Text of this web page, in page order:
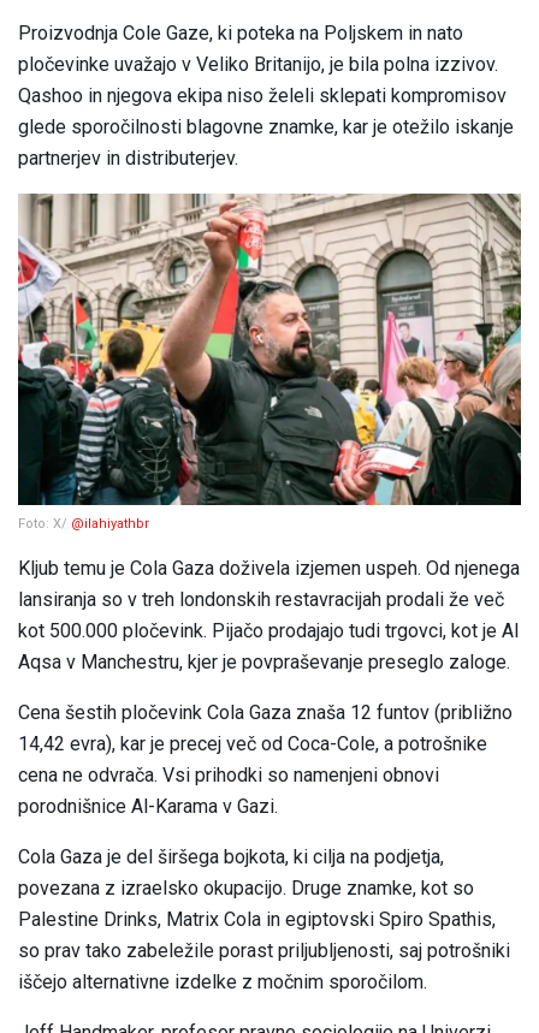
Proizvodnja Cole Gaze, ki poteka na Poljskem in nato
pločevinke uvažajo v Veliko Britanijo, je bila polna izzivov.
Qashoo in njegova ekipa niso želeli sklepati kompromisov
glede sporočilnosti blagovne znamke, kar je otežilo iskanje
partnerjev in distributerjev.
Foto: X/ @ilahiyathbr
Kljub temu je Cola Gaza doživela izjemen uspeh. Od njenega
lansiranja so v treh londonskih restavracijah prodali že več
kot 500.000 pločevink. Pijačo prodajajo tudi trgovci, kot je Al
Aqsa v Manchestru, kjer je povpraševanje preseglo zaloge.
Cena šestih pločevink Cola Gaza znaša 12 funtov (približno
14,42 evra), kar je precej več od Coca-Cole, a potrošnike
cena ne odvrača. Vsi prihodki so namenjeni obnovi
porodnišnice Al-Karama v Gazi.
Cola Gaza je del širšega bojkota, ki cilja na podjetja,
povezana z izraelsko okupacijo. Druge znamke, kot so
Palestine Drinks, Matrix Cola in egiptovski Spiro Spathis,
so prav tako zabeležile porast priljubljenosti, saj potrošniki
iščejo alternativne izdelke z močnim sporočilom.